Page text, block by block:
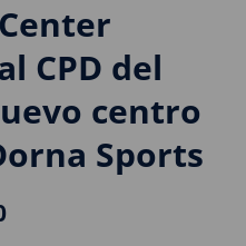
CPD del
centro
Sports